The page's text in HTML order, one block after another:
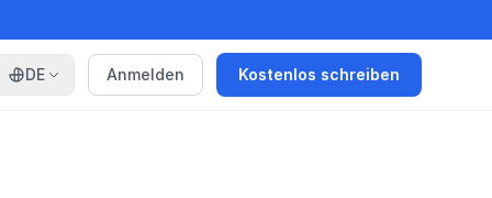
DE Anmelden Kostenlos schreiben